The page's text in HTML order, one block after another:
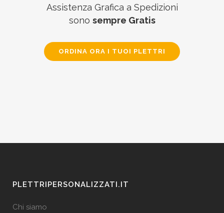
Assistenza Grafica a Spedizioni
sono sempre Gratis
ORDINA ORA I TUOI PLETTRI
PLETTRIPERSONALIZZATI.IT
Chi siamo